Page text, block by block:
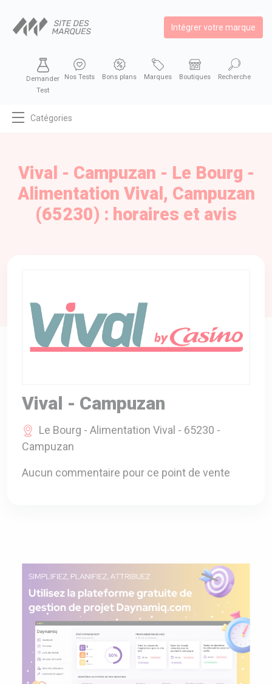
Intégrer votre marque
Demander
Test
Nos Tests Bons plans Marques Boutiques Recherche
Catégories
BIO & ENVIRONNEMENT
ENTREPRISE
ANIMAUX
Vival - Campuzan - Le Bourg -
Alimentation Vival, Campuzan
(65230) : horaires et avis
Vival - Campuzan
Le Bourg - Alimentation Vival - 65230 -
Campuzan
Aucun commentaire pour ce point de vente